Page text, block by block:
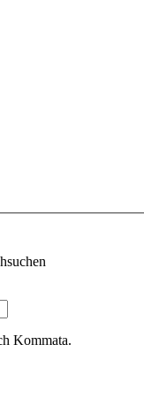
Kommata.